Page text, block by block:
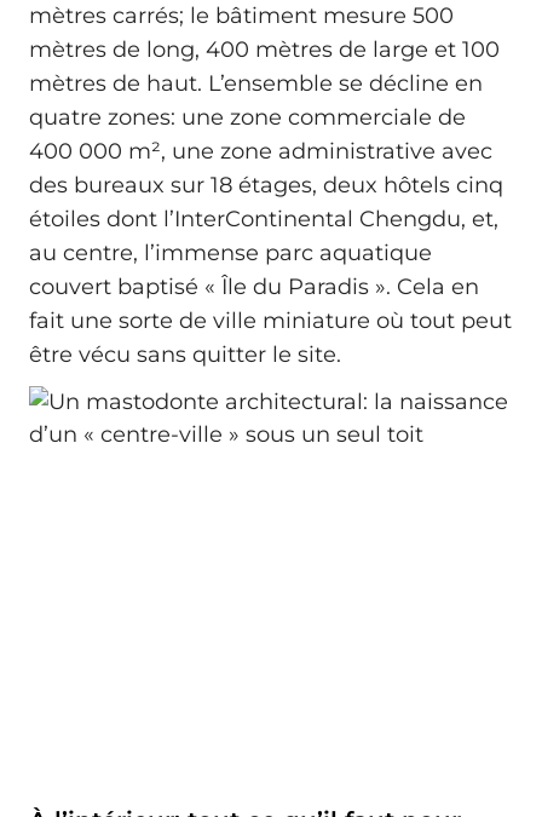
mètres carrés; le bâtiment mesure 500
mètres de long, 400 mètres de large et 100
mètres de haut. L’ensemble se décline en
quatre zones: une zone commerciale de
400 000 m², une zone administrative avec
des bureaux sur 18 étages, deux hôtels cinq
étoiles dont l’InterContinental Chengdu, et,
au centre, l’immense parc aquatique
couvert baptisé « Île du Paradis ». Cela en
fait une sorte de ville miniature où tout peut
être vécu sans quitter le site.